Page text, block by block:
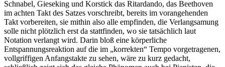
Schnabel, Gieseking und Korstick das Ritardando, das Beethoven
im achten Takt des Satzes vorschreibt, bereits im vorangehenden
Takt vorbereiten, sie mithin also alle empfinden, die Verlangsamung
solle nicht plötzlich erst da stattfinden, wo sie tatsächlich laut
Notation verlangt wird. Darin bloß eine körperliche
Entspannungsreaktion auf die im „korrekten“ Tempo vorgetragenen,
vollgriffigen Anfangstakte zu sehen, wäre zu kurz gedacht,